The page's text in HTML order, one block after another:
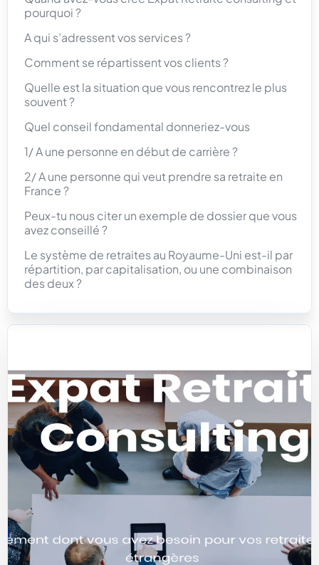
pourquoi ?
A qui s’adressent vos services ?
Comment se répartissent vos clients ?
Quelle est la situation que vous rencontrez le plus
souvent ?
Quel conseil fondamental donneriez-vous
1/ A une personne en début de carrière ?
2/ A une personne qui veut prendre sa retraite en
France ?
Peux-tu nous citer un exemple de dossier que vous
avez conseillé ?
Le système de retraites au Royaume-Uni est-il par
répartition, par capitalisation, ou une combinaison
des deux ?